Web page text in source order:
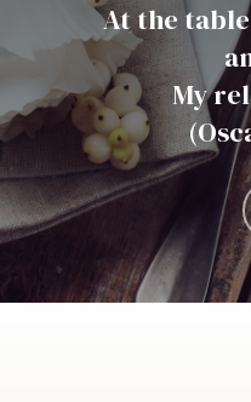
At the
My